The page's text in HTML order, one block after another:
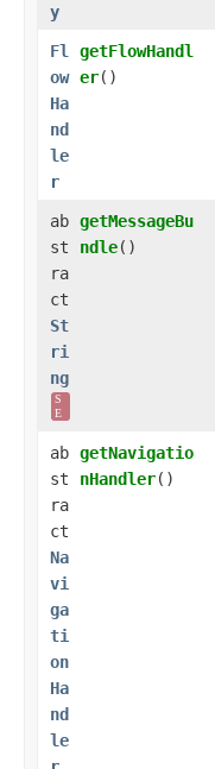
y
Fl
ow
Ha
nd
le
r
getFlowHandl
er()
ab
st
ra
ct
St
ri
ng
S
E
getMessageBu
ndle()
ab
st
ra
ct
Na
vi
ga
ti
on
Ha
nd
le
getNavigatio
nHandler()